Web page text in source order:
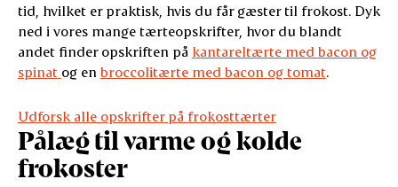
tid, hvilket er praktisk, hvis du får gæster til frokost. Dyk
ned i vores mange tærteopskrifter, hvor du blandt
andet finder opskriften på kantareltærte med bacon og
spinat og en broccolitærte med bacon og tomat.
Udforsk alle opskrifter på frokosttærter
Pålæg til varme og kolde
frokoster